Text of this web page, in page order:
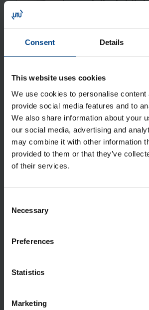
Consent Details
This website uses cookies
We use cookies to personalise content
provide social media features and to
We also share information about your
our social media, advertising and
may combine it with other information
provided to them or that they’ve
of their services.
Selection
Necessary
Preferences
Statistics
Marketing
taust. Ener­gy-
nen 40A 25kA
Tuotekoodi: HHS040NC
Sähkönumero: 3637768
nen 100A 25kA
Tuotekoodi: HHS100NC
Sähkönumero: 3637769
Kom­pak­ti­kat­kai­si­ja
taust. Ener­gy-
nen 160A 25kA
Kom­pak­ti­kat­kai­si­ja
taust. Ener­gy-
Kom­pak­ti­kat­kai­si­ja